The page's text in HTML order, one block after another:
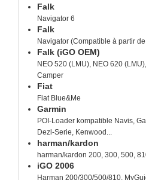
Falk
Navigator 6
Falk
Navigator (Compatible à partir
Falk (iGO OEM)
NEO 520 (LMU), NEO 620
Camper
Fiat
Fiat Blue&Me
Garmin
POI-Loader kompatible Navis,
Dezl-Serie, Kenwood...
harman/kardon
harman/kardon 200, 300, 500,
iGO 2006
Harman 200/300/500/810,